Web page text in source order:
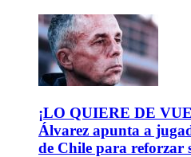
¡LO QUIERE DE
Álvarez apunta a
de Chile para reforzar